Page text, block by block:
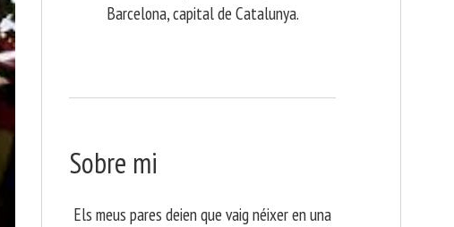
Barcelona, capital de Catalunya.
Sobre mi
Els meus pares deien que vaig néixer en una